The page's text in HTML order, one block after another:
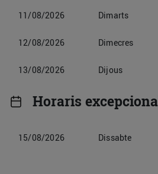
11/08/2026 Dimarts
12/08/2026 Dimecres
13/08/2026 Dijous
Horaris
15/08/2026 Dissabte